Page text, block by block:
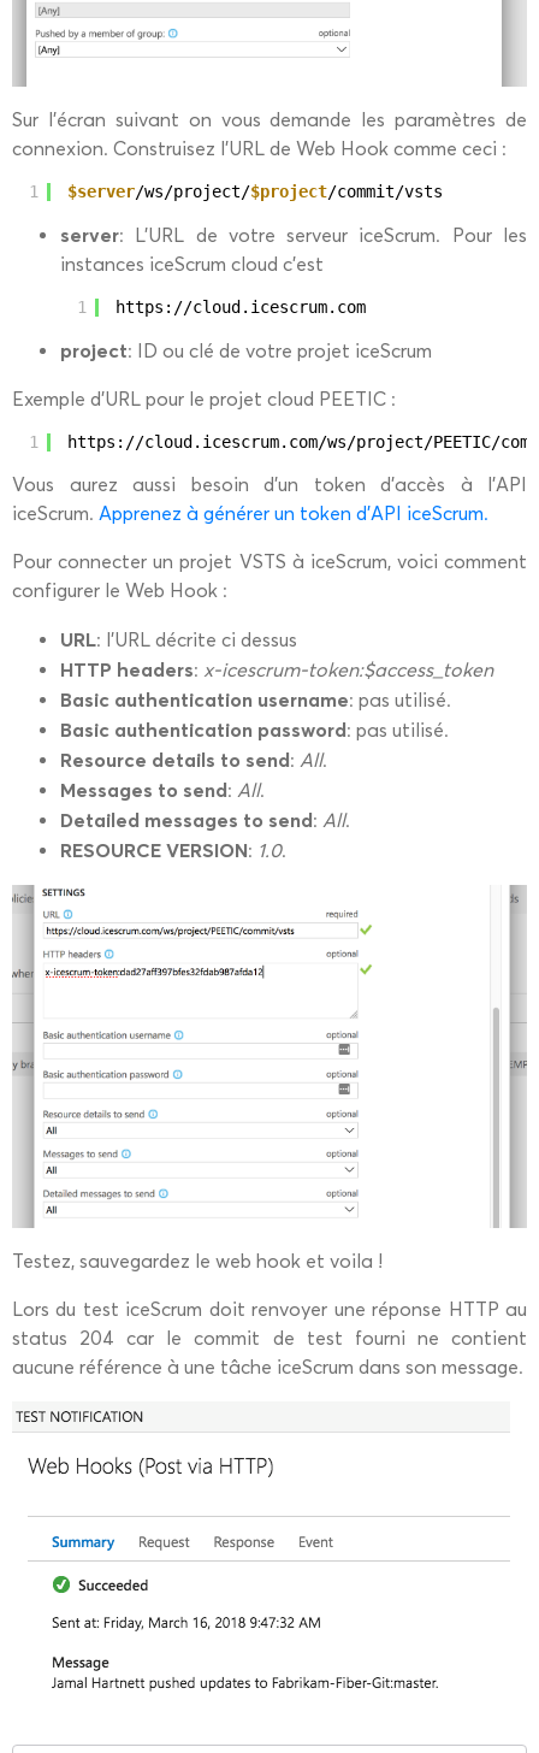
Sur l’écran suivant on vous demande les paramètres de
connexion. Construisez l’URL de Web Hook comme ceci :
1 $server/ws/project/$project/commit/vsts
server: L’URL de votre serveur iceScrum. Pour les
instances iceScrum cloud c’est
1 https: //cloud .icescrum.com
project: ID ou clé de votre projet iceScrum
Exemple d’URL pour le projet cloud PEETIC :
1 https: //cloud .icescrum.com/ws/project/PEETIC/
Vous aurez aussi besoin d’un token d’accès à l’API
iceScrum. Apprenez à générer un token d’API iceScrum.
Pour connecter un projet VSTS à iceScrum, voici comment
configurer le Web Hook :
URL: l’URL décrite ci dessus
HTTP headers: x-icescrum-token:$access_token
Basic authentication username: pas utilisé.
Basic authentication password: pas utilisé.
Resource details to send: All.
Messages to send: All.
Detailed messages to send: All.
RESOURCE VERSION: 1.0.
Testez, sauvegardez le web hook et voila !
Lors du test iceScrum doit renvoyer une réponse HTTP au
status 204 car le commit de test fourni ne contient
aucune référence à une tâche iceScrum dans son message.